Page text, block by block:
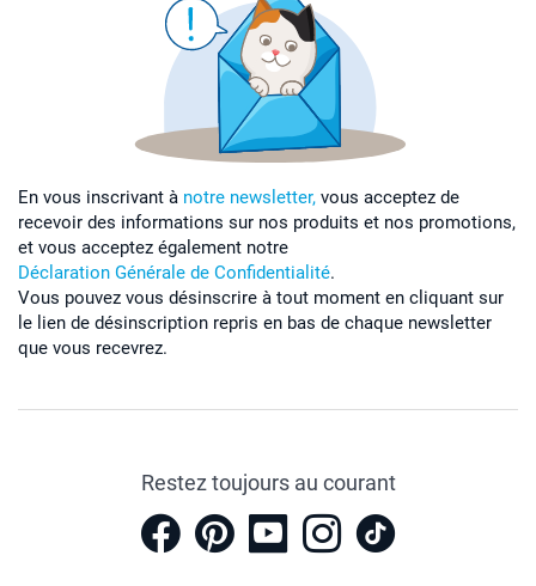
En vous inscrivant à notre newsletter, vous acceptez de
recevoir des informations sur nos produits et nos promotions,
et vous acceptez également notre
Déclaration Générale de Confidentialité.
Vous pouvez vous désinscrire à tout moment en cliquant sur
le lien de désinscription repris en bas de chaque newsletter
que vous recevrez.
Restez toujours au courant